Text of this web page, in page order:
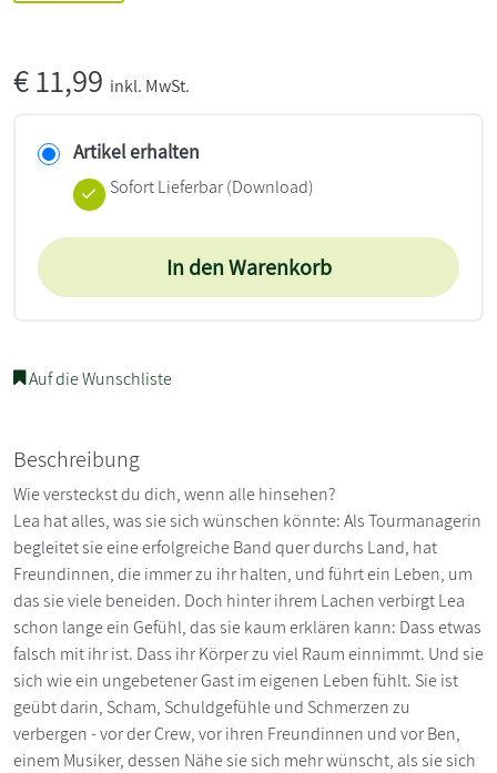
€11,99 inkl. MwSt.
Artikel erhalten
Sofort Lieferbar (Download)
In den Warenkorb
Auf die Wunschliste
Beschreibung
Wie versteckst du dich, wenn alle hinsehen?
Lea hat alles, was sie sich wünschen könnte: Als Tourmanagerin
begleitet sie eine erfolgreiche Band quer durchs Land, hat
Freundinnen, die immer zu ihr halten, und führt ein Leben, um
das sie viele beneiden. Doch hinter ihrem Lachen verbirgt Lea
schon lange ein Gefühl, das sie kaum erklären kann: Dass etwas
falsch mit ihr ist. Dass ihr Körper zu viel Raum einnimmt. Und sie
sich wie ein ungebetener Gast im eigenen Leben fühlt. Sie ist
geübt darin, Scham, Schuldgefühle und Schmerzen zu
verbergen - vor der Crew, vor ihren Freundinnen und vor Ben,
einem Musiker, dessen Nähe sie sich mehr wünscht, als sie sich